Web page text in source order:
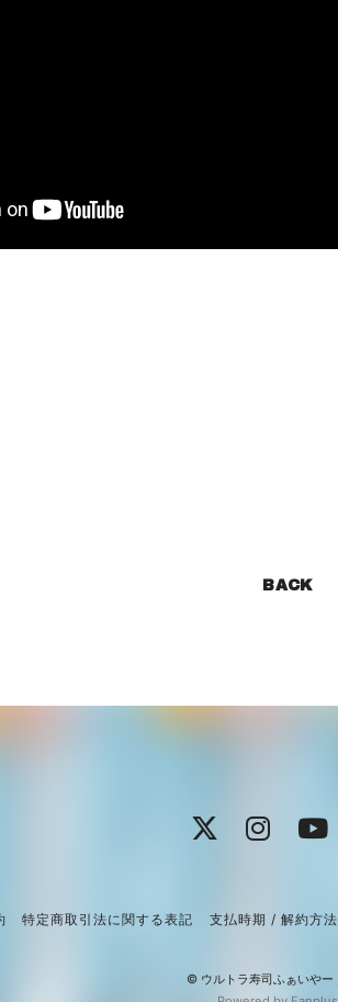
BACK
特定商取引法に関する表記 支払時期 / 解約方
© ウルトラ寿司ふぁいやー